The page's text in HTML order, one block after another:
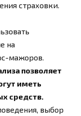
страховки.
на
мажоров.
позволяет
иметь
средств.
выбор